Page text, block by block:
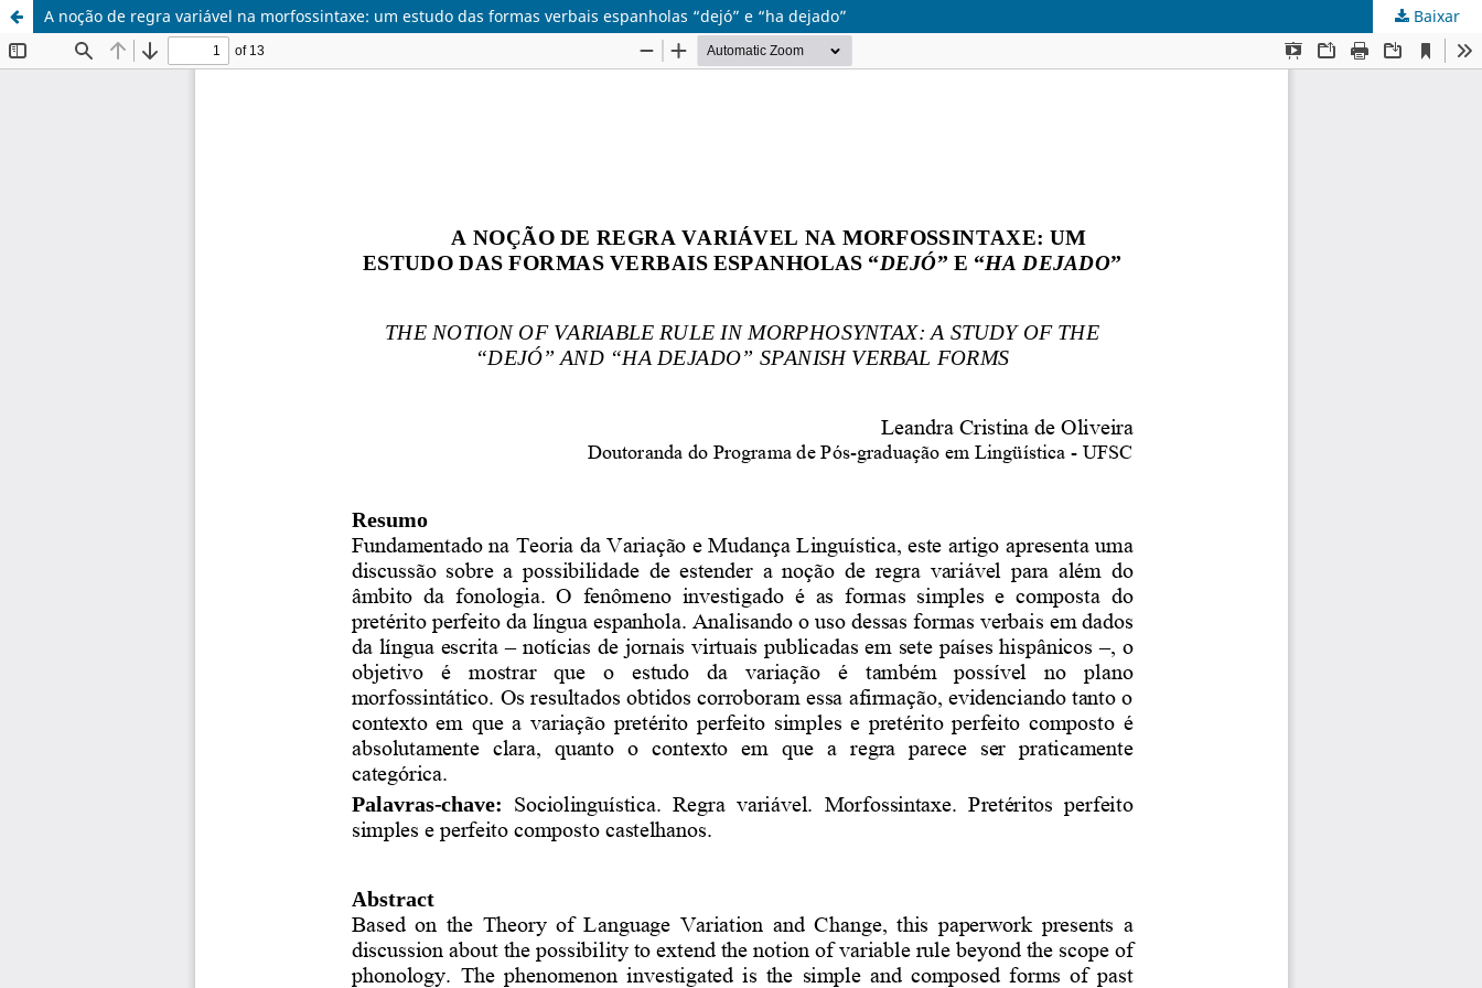
A noção de regra variável na morfossintaxe: um estudo das formas verbais espanholas “dejó” e “ha dejado” Baixar